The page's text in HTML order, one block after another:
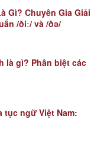
Gì? Chuyên Gia Giải
/ðiː/ và /ðə/
là gì? Phân biệt các
tục ngữ Việt Nam: